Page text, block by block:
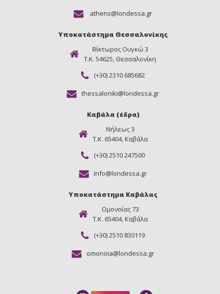
athens@londessa.gr
Υποκατάστημα Θεσσαλονίκης
Βίκτωρος Ουγκώ 3
Τ.Κ. 54625, Θεσσαλονίκη
(+30) 2310 685682
thessaloniki@londessa.gr
Καβάλα (έδρα)
Νήλεως 3
Τ.Κ. 65404, Καβάλα
(+30) 2510 247500
info@londessa.gr
Υποκατάστημα Καβάλας
Ομονοίας 73
Τ.Κ. 65404, Καβάλα
(+30) 2510 830119
omonoia@londessa.gr